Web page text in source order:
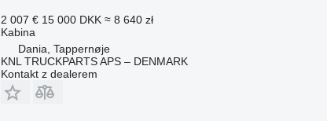
2 007 € 15 000 DKK ≈ 8 640 zł
Kabina
Dania, Tappernøje
KNL TRUCKPARTS APS – DENMARK
Kontakt z dealerem